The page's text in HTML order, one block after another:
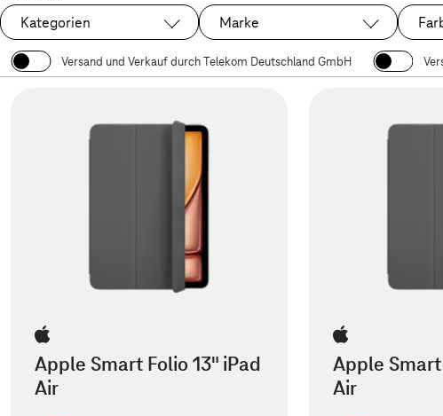
Kategorien Marke
Versand und Verkauf durch Telekom Deutschland GmbH
Apple Smart Folio 13" iPad
Air
Apple Smart
Air